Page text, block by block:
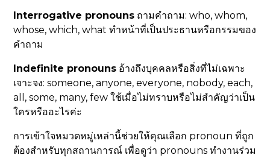
Interrogative pronouns ถามคำถาม: who, whom,
whose, which, what ทำหน้าที่เป็นประธานหรือกรรมของ
คำถาม
Indefinite pronouns อ้างถึงบุคคลหรือสิ่งที่ไม่เฉพาะ
เจาะจง: someone, anyone, everyone, nobody, each,
all, some, many, few ใช้เมื่อไม่ทราบหรือไม่สำคัญว่าเป็น
ใครหรืออะไรค่ะ
การเข้าใจหมวดหมู่เหล่านี้ช่วยให้คุณเลือก pronoun ที่ถูก
ต้องสำหรับทุกสถานการณ์ เพื่อดูว่า pronouns ทำงานร่วม